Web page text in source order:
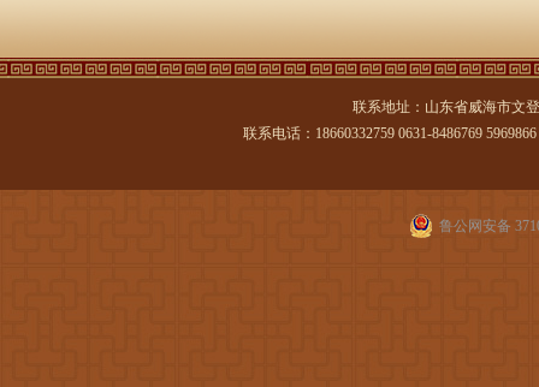
联系地址：山东省威海市文
联系电话：18660332759 0631-8486769
鲁公网安备